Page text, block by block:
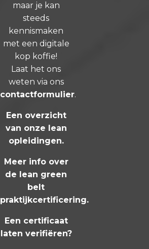
maar je kan
steeds
kennismaken
met een digitale
kop koffie!
Laat het ons
weten via ons
contactformulier.
Een overzicht
van onze lean
opleidingen.
Meer info over
de lean green
belt
praktijkcertificering.
Een certificaat
laten verifiëren?